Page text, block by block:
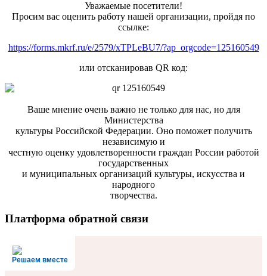
Уважаемые посетители!
Просим вас оценить работу нашей организации, пройдя по
ссылке:
https://forms.mkrf.ru/e/2579/xTPLeBU7/?ap_orgcode=125160549
или отсканировав QR код:
Ваше мнение очень важно не только для нас, но для
Министерства
культуры Российской Федерации. Оно поможет получить
независимую и
честную оценку удовлетворенности граждан России работой
государственных
и муниципальных организаций культуры, искусства и
народного
творчества.
Платформа обратной связи
Решаем вместе